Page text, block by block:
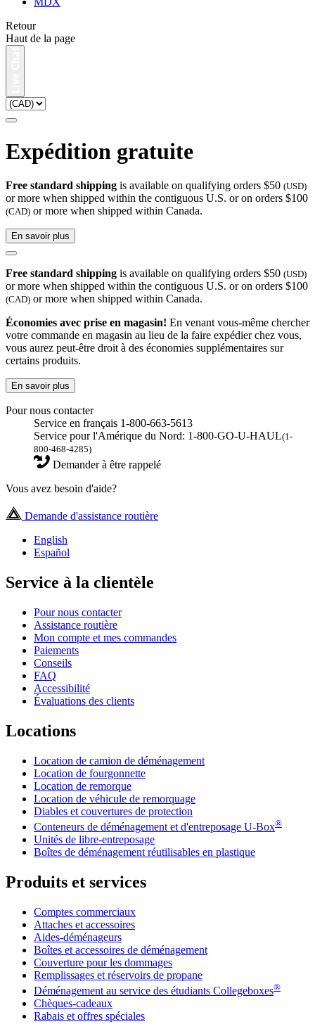
Retour
Haut de la page
Expédition gratuite
Free standard shipping is available on qualifying orders $50 (USD)
or more when shipped within the contiguous U.S. or on orders $100
(CAD) or more when shipped within Canada.
En savoir plus
Free standard shipping is available on qualifying orders $50 (USD)
or more when shipped within the contiguous U.S. or on orders $100
(CAD) or more when shipped within Canada.
Économies avec prise en magasin! En venant vous-même chercher
votre commande en magasin au lieu de la faire expédier chez vous,
vous aurez peut-être droit à des économies supplémentaires sur
certains produits.
En savoir plus
Pour nous contacter
Service en français 1-800-663-5613
Service pour l'Amérique du Nord: 1-800-GO-U-HAUL(1-
800-468-4285)
Demander à être rappelé
Vous avez besoin d'aide?
Demande d'assistance routière
English
Español
Service à la clientèle
Pour nous contacter
Assistance routière
Mon compte et mes commandes
Paiements
Conseils
FAQ
Accessibilité
Évaluations des clients
Locations
Location de camion de déménagement
Location de fourgonnette
Location de remorque
Location de véhicule de remorquage
Diables et couvertures de protection
Conteneurs de déménagement et d'entreposage U-Box®
Unités de libre-entreposage
Boîtes de déménagement réutilisables en plastique
Produits et services
Comptes commerciaux
Attaches et accessoires
Aides-déménageurs
Boîtes et accessoires de déménagement
Couverture pour les dommages
Remplissages et réservoirs de propane
Déménagement au service des étudiants Collegeboxes®
Chèques-cadeaux
Rabais et offres spéciales